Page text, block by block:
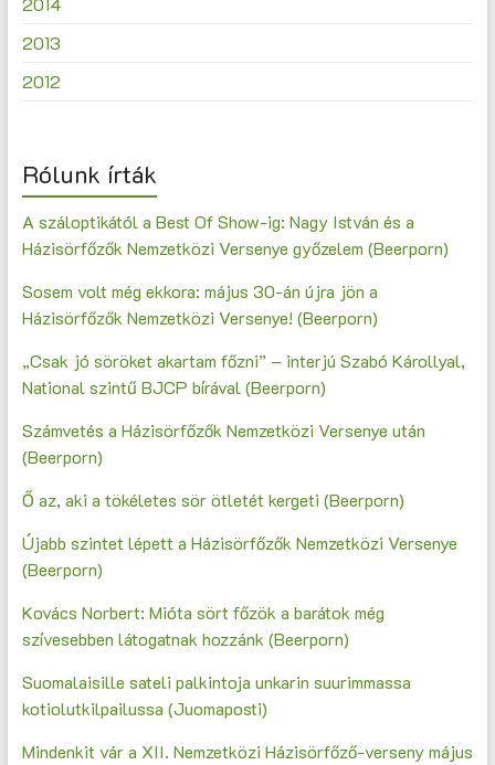
2013
2012
Rólunk írták
A száloptikától a Best Of Show-ig: Nagy István és a
Házisörfőzők Nemzetközi Versenye győzelem (Beerporn)
Sosem volt még ekkora: május 30-án újra jön a
Házisörfőzők Nemzetközi Versenye! (Beerporn)
„Csak jó söröket akartam főzni” – interjú Szabó Károllyal,
National szintű BJCP bírával (Beerporn)
Számvetés a Házisörfőzők Nemzetközi Versenye után
(Beerporn)
Ő az, aki a tökéletes sör ötletét kergeti (Beerporn)
Újabb szintet lépett a Házisörfőzők Nemzetközi Versenye
(Beerporn)
Kovács Norbert: Mióta sört főzök a barátok még
szívesebben látogatnak hozzánk (Beerporn)
Suomalaisille sateli palkintoja unkarin suurimmassa
kotiolutkilpailussa (Juomaposti)
Mindenkit vár a XII. Nemzetközi Házisörfőző-verseny május